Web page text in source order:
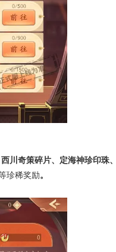
川奇策碎片、定海神珍印珠
珍稀奖励。